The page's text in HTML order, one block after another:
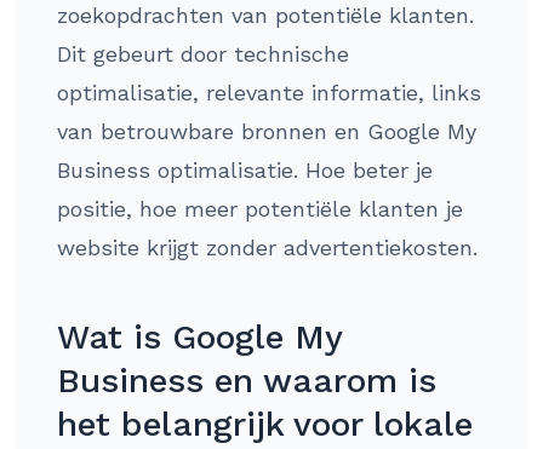
zoekopdrachten van potentiële klanten.
Dit gebeurt door technische
optimalisatie, relevante informatie, links
van betrouwbare bronnen en Google My
Business optimalisatie. Hoe beter je
positie, hoe meer potentiële klanten je
website krijgt zonder advertentiekosten.
Wat is Google My
Business en waarom is
het belangrijk voor lokale